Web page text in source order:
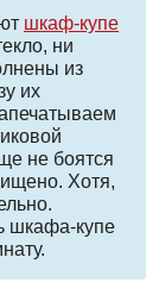
шкаф-купе
ни
из
их
не боятся
Хотя,
шкафа-купе